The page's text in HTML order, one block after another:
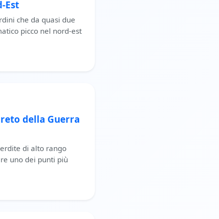
Est
che da quasi due
picco nel nord-est
della Guerra
di alto rango
uno dei punti più